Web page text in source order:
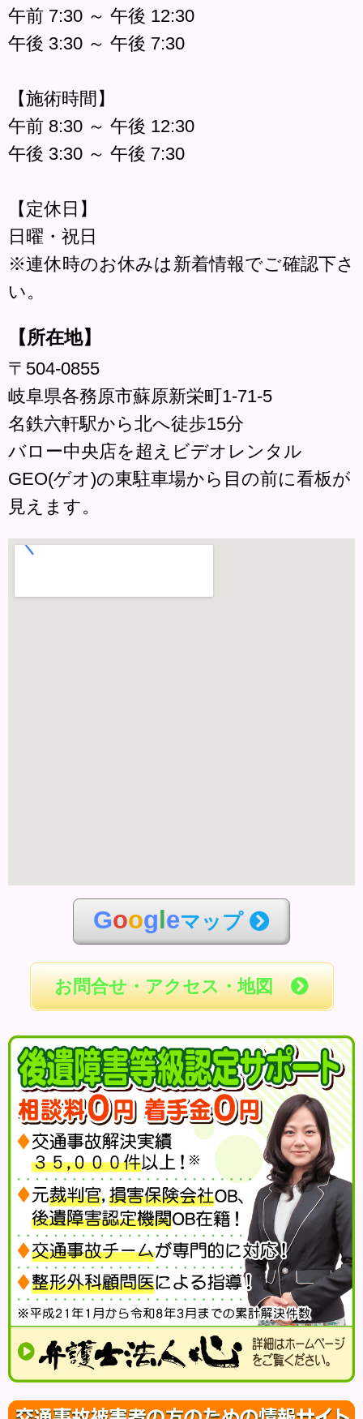
午前 7:30 ～ 午後 12:30
午後 3:30 ～ 午後 7:30
【施術時間】
午前 8:30 ～ 午後 12:30
午後 3:30 ～ 午後 7:30
【定休日】
日曜・祝日
※連休時のお休みは新着情報でご確認下さ
い。
【所在地】
〒504-0855
岐阜県各務原市蘇原新栄町1-71-5
名鉄六軒駅から北へ徒歩15分
バロー中央店を超えビデオレンタル
GEO(ゲオ)の東駐車場から目の前に看板が
見えます。
Goog eマップ
お問合せ・アクセス・地図